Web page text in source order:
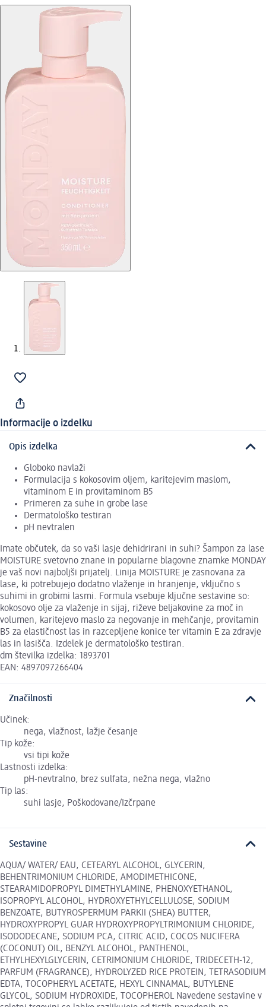
Informacije o izdelku
Opis izdelka
Globoko navlaži
Formulacija s kokosovim oljem, karitejevim maslom,
vitaminom E in provitaminom B5
Primeren za suhe in grobe lase
Dermatološko testiran
pH nevtralen
Imate občutek, da so vaši lasje dehidrirani in suhi? Šampon za lase
MOISTURE svetovno znane in popularne blagovne znamke MONDAY
je vaš novi najboljši prijatelj. Linija MOISTURE je zasnovana za
lase, ki potrebujejo dodatno vlaženje in hranjenje, vključno s
suhimi in grobimi lasmi. Formula vsebuje ključne sestavine so:
kokosovo olje za vlaženje in sijaj, riževe beljakovine za moč in
volumen, karitejevo maslo za negovanje in mehčanje, provitamin
B5 za elastičnost las in razcepljene konice ter vitamin E za zdravje
las in lasišča. Izdelek je dermatološko testiran.
dm številka izdelka: 1893701
EAN: 4897097266404
Značilnosti
Učinek:
nega, vlažnost, lažje česanje
Tip kože:
vsi tipi kože
Lastnosti izdelka:
pH-nevtralno, brez sulfata, nežna nega, vlažno
Tip las:
suhi lasje, Poškodovane/Izčrpane
Sestavine
AQUA/ WATER/ EAU, CETEARYL ALCOHOL, GLYCERIN,
BEHENTRIMONIUM CHLORIDE, AMODIMETHICONE,
STEARAMIDOPROPYL DIMETHYLAMINE, PHENOXYETHANOL,
ISOPROPYL ALCOHOL, HYDROXYETHYLCELLULOSE, SODIUM
BENZOATE, BUTYROSPERMUM PARKII (SHEA) BUTTER,
HYDROXYPROPYL GUAR HYDROXYPROPYLTRIMONIUM CHLORIDE,
ISODODECANE, SODIUM PCA, CITRIC ACID, COCOS NUCIFERA
(COCONUT) OIL, BENZYL ALCOHOL, PANTHENOL,
ETHYLHEXYLGLYCERIN, CETRIMONIUM CHLORIDE, TRIDECETH-12,
PARFUM (FRAGRANCE), HYDROLYZED RICE PROTEIN, TETRASODIUM
EDTA, TOCOPHERYL ACETATE, HEXYL CINNAMAL, BUTYLENE
GLYCOL, SODIUM HYDROXIDE, TOCOPHEROL Navedene sestavine v